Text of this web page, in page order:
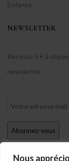
Nous
Enfance
NEWSLETTER
Recevez 5 € à
newsletter.